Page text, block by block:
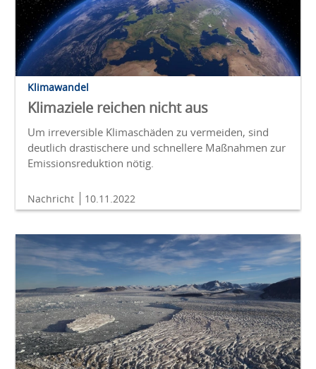
Klimawandel
Klimaziele reichen nicht aus
Um irreversible Klimaschäden zu vermeiden, sind
deutlich drastischere und schnellere Maßnahmen zur
Emissionsreduktion nötig.
Nachricht 10.11.2022